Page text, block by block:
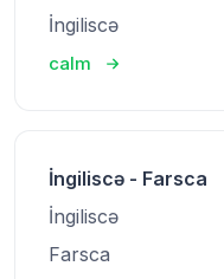
İngiliscə
calm
İngiliscə - Farsca
İngiliscə
Farsca